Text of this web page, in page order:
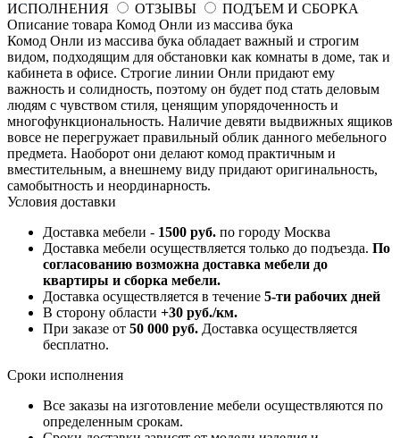
ИСПОЛНЕНИЯ
ОТЗЫВЫ
ПОДЪЕМ И СБОРКА
Описание товара Комод Онли из массива бука
Комод Онли из массива бука обладает важный и строгим
видом, подходящим для обстановки как комнаты в доме, так и
кабинета в офисе. Строгие линии Онли придают ему
важность и солидность, поэтому он будет под стать деловым
людям с чувством стиля, ценящим упорядоченность и
многофункциональность. Наличие девяти выдвижных ящиков
вовсе не перегружает правильный облик данного мебельного
предмета. Наоборот они делают комод практичным и
вместительным, а внешнему виду придают оригинальность,
самобытность и неординарность.
Условия доставки
Доставка мебели - 1500 руб. по городу Москва
Доставка мебели осуществляется только до подъезда. По
согласованию возможна доставка мебели до
квартиры и сборка мебели.
Доставка осуществляется в течение 5-ти рабочих дней
В сторону области +30 руб./км.
При заказе от 50 000 руб. Доставка осуществляется
бесплатно.
Сроки исполнения
Все заказы на изготовление мебели осуществляются по
определенным срокам.